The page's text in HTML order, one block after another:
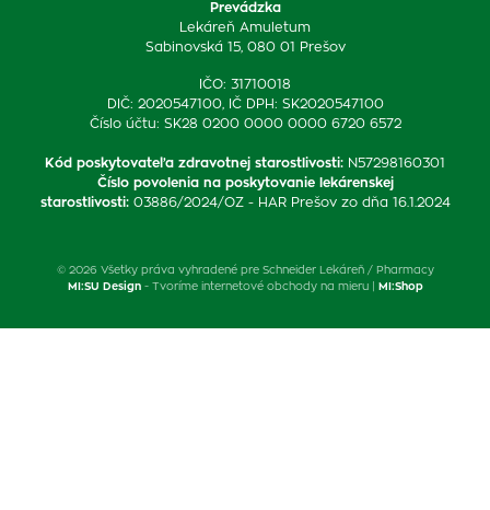
Prevádzka
Lekáreň Amuletum
Sabinovská 15, 080 01 Prešov
IČO: 31710018
DIČ: 2020547100, IČ DPH: SK2020547100
Číslo účtu: SK28 0200 0000 0000 6720 6572
Kód poskytovateľa zdravotnej starostlivosti: N57298160301
Číslo povolenia na poskytovanie lekárenskej
starostlivosti: 03886/2024/OZ - HAR Prešov zo dňa 16.1.2024
© 2026 Všetky práva vyhradené pre Schneider Lekáreň / Pharmacy
MI:SU Design- Tvoríme internetové obchody na mieru | MI:Shop